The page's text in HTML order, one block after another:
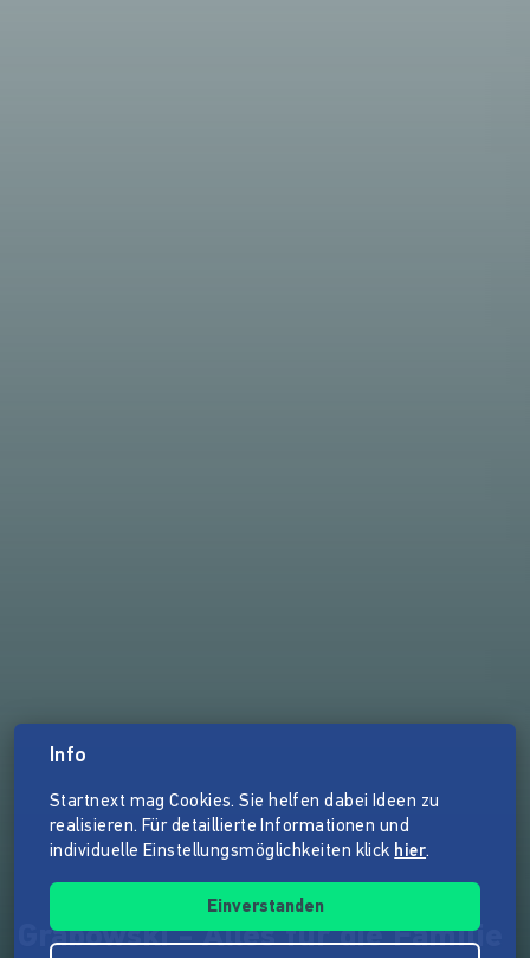
Grabowski - Alles für die Familie
Info
Startnext mag Cookies. Sie helfen dabei Ideen zu
realisieren. Für detaillierte Informationen und
individuelle Einstellungsmöglichkeiten klick hier.
Einverstanden